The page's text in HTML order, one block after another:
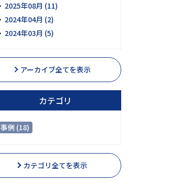
2025年08月 (11)
2024年04月 (2)
2024年03月 (5)
アーカイブ全てを表示
カテゴリ
事例 (18)
カテゴリ全てを表示